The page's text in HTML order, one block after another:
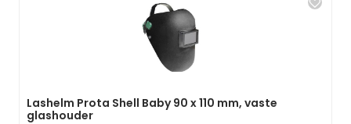
Lashelm Prota Shell Baby 90 x 110 mm, vaste
glashouder